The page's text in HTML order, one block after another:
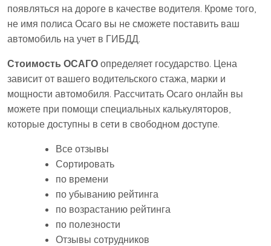
появляться на дороге в качестве водителя. Кроме того,
не имя полиса Осаго вы не сможете поставить ваш
автомобиль на учет в ГИБДД.
Стоимость ОСАГО определяет государство. Цена
зависит от вашего водительского стажа, марки и
мощности автомобиля. Рассчитать Осаго онлайн вы
можете при помощи специальных калькуляторов,
которые доступны в сети в свободном доступе.
Все отзывы
Сортировать
по времени
по убыванию рейтинга
по возрастанию рейтинга
по полезности
Отзывы сотрудников